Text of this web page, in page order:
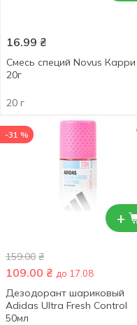
16.99 ₴
Смесь специй Novus Карри
20г
20 г
+
-31 %
159.00 ₴
109.00 ₴ до 17.08
Дезодорант шариковый
Adidas Ultra Fresh Control
50мл